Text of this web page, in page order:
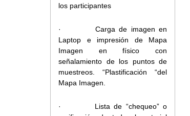
los participantes
· Carga de imagen en
Laptop e impresión de Mapa
Imagen en físico con
señalamiento de los puntos de
muestreos. “Plastificación “del
Mapa Imagen.
· Lista de “chequeo” o